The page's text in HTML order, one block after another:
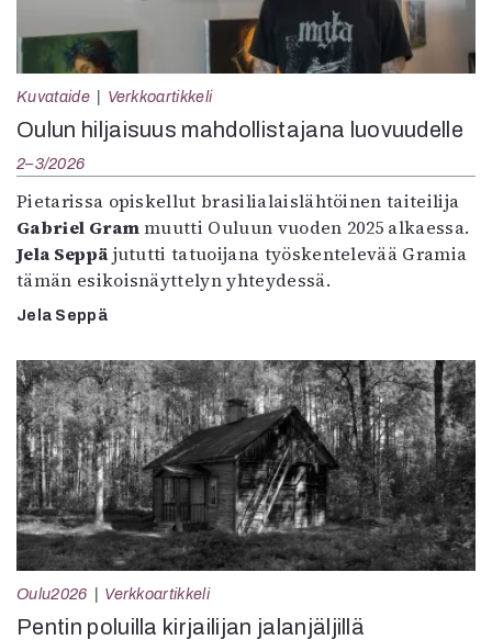
Kuvataide Verkkoartikkeli
Oulun hiljaisuus mahdollistajana luovuudelle
2–3/2026
Pietarissa opiskellut brasilialaislähtöinen taiteilija
Gabriel Grammuutti Ouluun vuoden 2025 alkaessa.
Jela Seppä jututti tatuoijana työskentelevää Gramia
tämän esikoisnäyttelyn yhteydessä.
Jela Seppä
Oulu2026 Verkkoartikkeli
Pentin poluilla kirjailijan jalanjäljillä